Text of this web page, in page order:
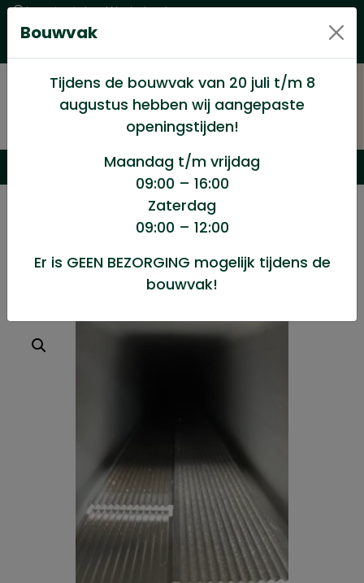
Levering in heel Nederland
Goede kwaliteitsproducten met een eerlijke prijs
Plintjes,kastplanken e.d.
Slijtstrip 40mm 1mtr
Bouwvak
Tijdens de bouwvak van 20 juli t/m 8
augustus hebben wij aangepaste
openingstijden!
Maandag t/m vrijdag
09:00 – 16:00
Zaterdag
09:00 – 12:00
Er is GEEN BEZORGING mogelijk tijdens de
bouwvak!